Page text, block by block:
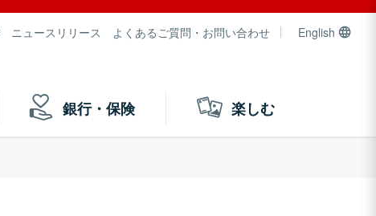
ニュースリリース よくあるご質問・お問い合わせ English
銀行・保険 楽しむ